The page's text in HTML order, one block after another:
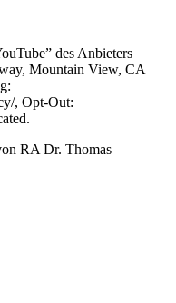
des Anbieters
Mountain View, CA
, Opt-Out:
RA Dr. Thomas